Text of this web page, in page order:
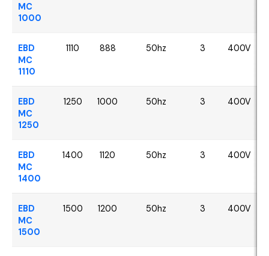
MC
1000
EBD
MC
1110
1110 888 50hz 3 400V
EBD
MC
1250
1250 1000 50hz 3 400V
EBD
MC
1400
1400 1120 50hz 3 400V
EBD
MC
1500
1500 1200 50hz 3 400V